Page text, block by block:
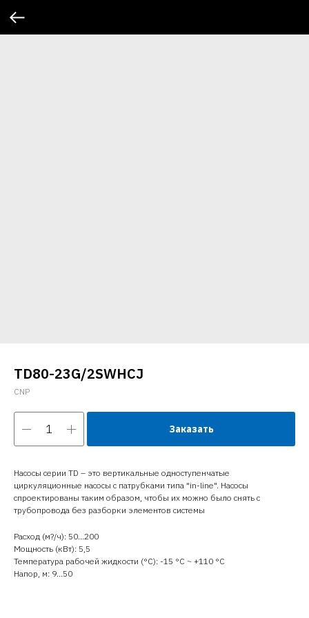
TD80-23G/2SWHCJ
CNP
Заказать
Насосы серии TD – это вертикальные одноступенчатые
циркуляционные насосы с патрубками типа "in-line". Насосы
спроектированы таким образом, чтобы их можно было снять с
трубопровода без разборки элементов системы
Расход (м?/ч): 50…200
Мощность (кВт): 5,5
Температура рабочей жидкости (°C): -15 °С ~ +110 °С
Напор, м: 9…50